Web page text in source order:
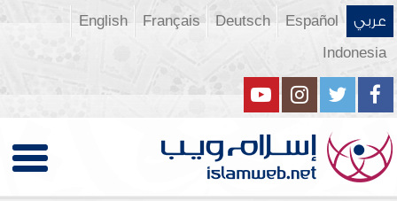
عربي Español
Deutsch
Français
English
Indonesia